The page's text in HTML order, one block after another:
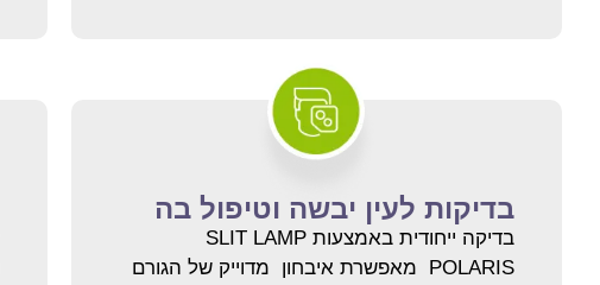
בדיקות לעין יבשה וטיפול בה
בדיקה ייחודית באמצעות SLIT LAMP
POLARIS מאפשרת איבחון מדוייק של הגורם